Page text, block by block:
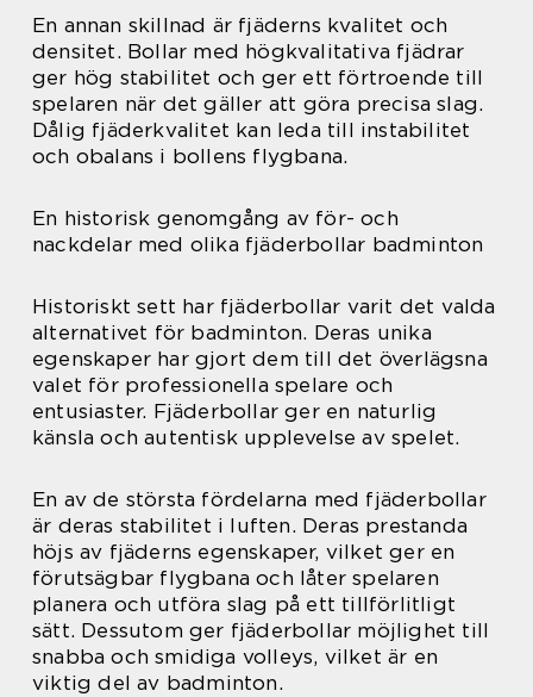
En annan skillnad är fjäderns kvalitet och
densitet. Bollar med högkvalitativa fjädrar
ger hög stabilitet och ger ett förtroende till
spelaren när det gäller att göra precisa slag.
Dålig fjäderkvalitet kan leda till instabilitet
och obalans i bollens flygbana.
En historisk genomgång av för- och
nackdelar med olika fjäderbollar badminton
Historiskt sett har fjäderbollar varit det valda
alternativet för badminton. Deras unika
egenskaper har gjort dem till det överlägsna
valet för professionella spelare och
entusiaster. Fjäderbollar ger en naturlig
känsla och autentisk upplevelse av spelet.
En av de största fördelarna med fjäderbollar
är deras stabilitet i luften. Deras prestanda
höjs av fjäderns egenskaper, vilket ger en
förutsägbar flygbana och låter spelaren
planera och utföra slag på ett tillförlitligt
sätt. Dessutom ger fjäderbollar möjlighet till
snabba och smidiga volleys, vilket är en
viktig del av badminton.